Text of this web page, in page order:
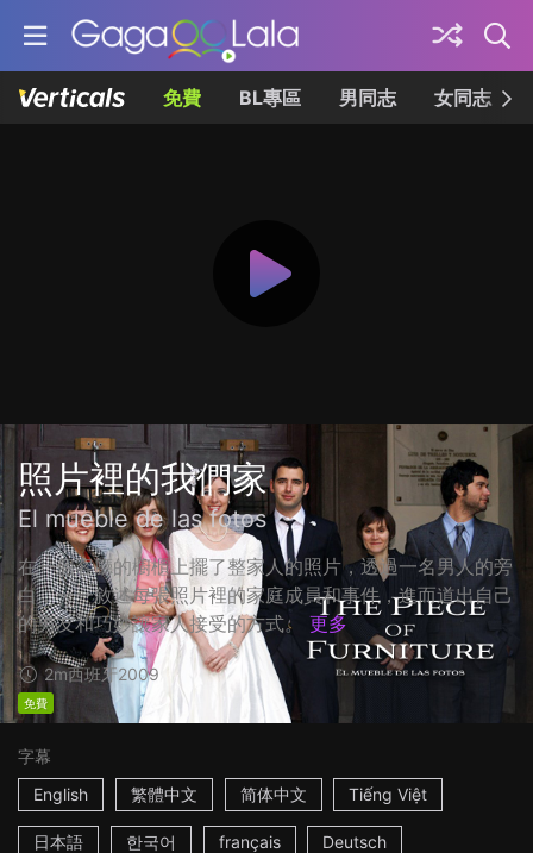
免費 BL專區 男同志 女同志
照片裡的我們家
El mueble de las fotos
在一個客廳的櫥櫃上擺了整家人的照片，透過一名男人的旁
白，一一敘述每張照片裡的家庭成員和事件，進而道出自己
的男友和巧妙讓家人接受的方式。
更多
2m西班牙2009
免費
字幕
English
繁體中文 简体中文 Tiếng Việt
日本語 한국어 français Deutsch